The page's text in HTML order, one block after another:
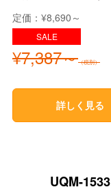
定価：¥8,690～
¥7,387～（税別）
詳しく見る
UQM-1533